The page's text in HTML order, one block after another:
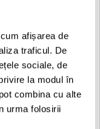
afișarea de
traficul. De
sociale, de
la modul în
combina cu alte
urma folosirii
Hopping
bit Float & 48 kHz /
2 transmitatoare